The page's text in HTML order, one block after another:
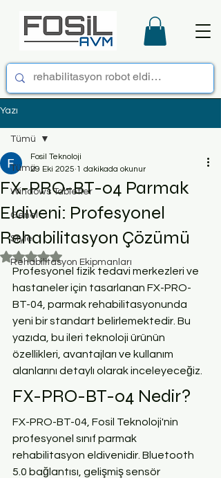
Yazı
Tümü
Windows Tabletler
Genel
Style
Rehabilitasyon Ekipmanları
Tümü
FX-PRO-BT-04 Parmak
Eldiveni: Profesyonel
Rehabilitasyon Çözümü
Fosil Teknoloji
29 Eki 2025 1 dakikada okunur
5 üzerinden NaN yıldız
Profesyonel fizik tedavi merkezleri ve
hastaneler için tasarlanan FX-PRO-
BT-04, parmak rehabilitasyonunda
yeni bir standart belirlemektedir. Bu
yazıda, bu ileri teknoloji ürünün
özellikleri, avantajları ve kullanım
alanlarını detaylı olarak inceleyeceğiz.
FX-PRO-BT-04 Nedir?
FX-PRO-BT-04, Fosil Teknoloji'nin
profesyonel sınıf parmak
rehabilitasyon eldivenidir. Bluetooth
5.0 bağlantısı, gelişmiş sensör